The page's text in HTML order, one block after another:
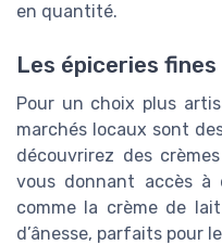
en quantité.
Les épiceries
Pour un choix plus
marchés locaux sont
découvrirez des
vous donnant accès à
comme la crème de
d’ânesse, parfaits pour